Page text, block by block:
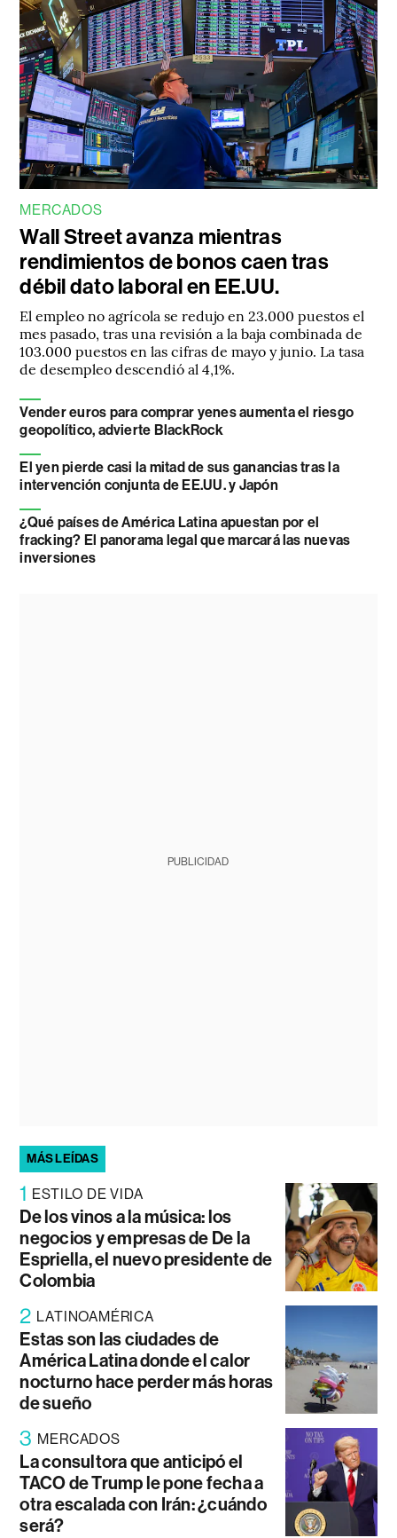
MERCADOS
Wall Street avanza mientras
rendimientos de bonos caen tras
débil dato laboral en EE.UU.
El empleo no agrícola se redujo en 23.000 puestos el
mes pasado, tras una revisión a la baja combinada de
103.000 puestos en las cifras de mayo y junio. La tasa
de desempleo descendió al 4,1%.
Vender euros para comprar yenes aumenta el riesgo
geopolítico, advierte BlackRock
El yen pierde casi la mitad de sus ganancias tras la
intervención conjunta de EE.UU. y Japón
¿Qué países de América Latina apuestan por el
fracking? El panorama legal que marcará las nuevas
inversiones
PUBLICIDAD
MÁS LEÍDAS
1 ESTILO DE VIDA
De los vinos a la música: los
negocios y empresas de De la
Espriella, el nuevo presidente de
Colombia
2 LATINOAMÉRICA
Estas son las ciudades de
América Latina donde el calor
nocturno hace perder más horas
de sueño
3 MERCADOS
La consultora que anticipó el
TACO de Trump le pone fecha a
otra escalada con Irán: ¿cuándo
será?